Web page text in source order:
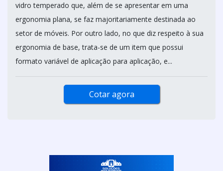
vidro temperado que, além de se apresentar em uma
ergonomia plana, se faz majoritariamente destinada ao
setor de móveis. Por outro lado, no que diz respeito à sua
ergonomia de base, trata-se de um item que possui
formato variável de aplicação para aplicação, e...
Cotar agora